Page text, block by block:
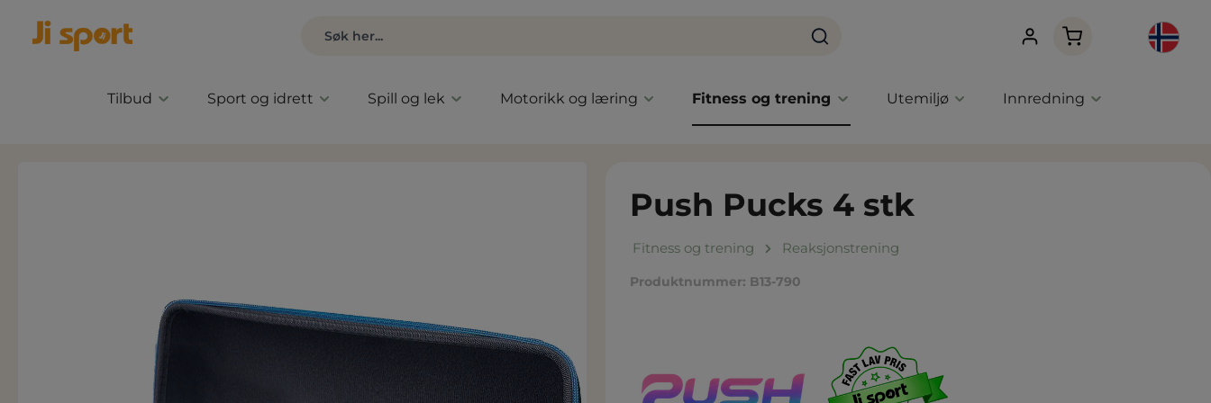
Handlekurven
Tilbud Sport og idrett Spill og lek Motorikk og læring Fitness og trening Utemiljø Innredning
Push Pucks 4 stk
Fitness og trening Reaksjonstrening
Produktnummer: B13-790